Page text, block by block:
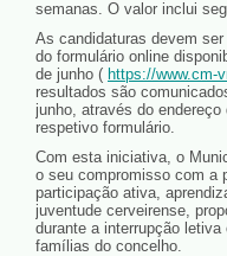
semanas. O valor inclui
As candidaturas devem
do formulário online
de junho ( https://www.cm-
resultados são
junho, através do
respetivo formulário.
Com esta iniciativa, o
o seu compromisso com a
participação ativa,
juventude cerveirense,
durante a interrupção
famílias do concelho.